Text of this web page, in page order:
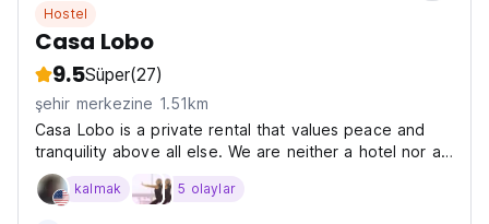
Hostel
Casa Lobo
9.5Süper(27)
şehir merkezine 1.51km
Casa Lobo is a private rental that values peace and
tranquility above all else. We are neither a hotel nor a
hostel but a serene retreat for those seeking
relaxation and privacy. Please note that we do not
kalmak 5 olaylar